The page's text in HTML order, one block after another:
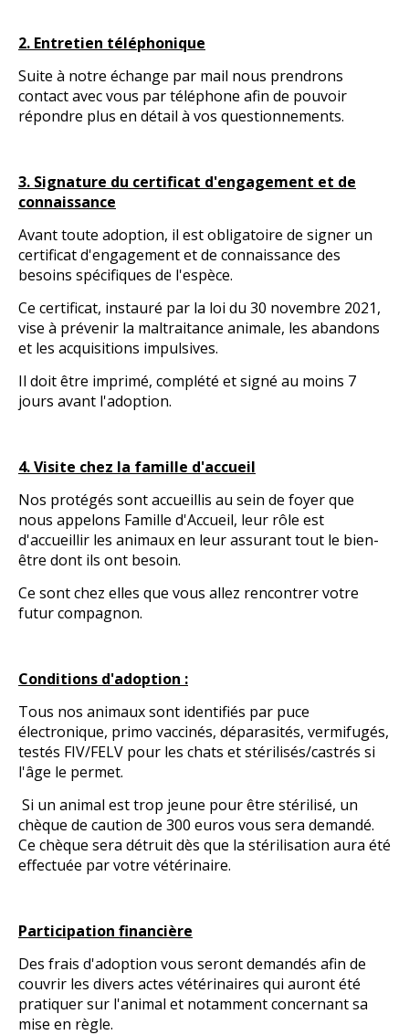
2. Entretien téléphonique
Suite à notre échange par mail nous prendrons
contact avec vous par téléphone afin de pouvoir
répondre plus en détail à vos questionnements.
3. Signature du certificat d'engagement et de
connaissance
Avant toute adoption, il est obligatoire de signer un
certificat d'engagement et de connaissance des
besoins spécifiques de l'espèce.
Ce certificat, instauré par la loi du 30 novembre 2021,
vise à prévenir la maltraitance animale, les abandons
et les acquisitions impulsives.
Il doit être imprimé, complété et signé au moins 7
jours avant l'adoption.
4. Visite chez la famille d'accueil
Nos protégés sont accueillis au sein de foyer que
nous appelons Famille d'Accueil, leur rôle est
d'accueillir les animaux en leur assurant tout le bien-
être dont ils ont besoin.
Ce sont chez elles que vous allez rencontrer votre
futur compagnon.
Conditions d'adoption :
Tous nos animaux sont identifiés par puce
électronique, primo vaccinés, déparasités, vermifugés,
testés FIV/FELV pour les chats et stérilisés/castrés si
l'âge le permet.
Si un animal est trop jeune pour être stérilisé, un
chèque de caution de 300 euros vous sera demandé.
Ce chèque sera détruit dès que la stérilisation aura été
effectuée par votre vétérinaire.
Participation financière
Des frais d'adoption vous seront demandés afin de
couvrir les divers actes vétérinaires qui auront été
pratiquer sur l'animal et notamment concernant sa
mise en règle.